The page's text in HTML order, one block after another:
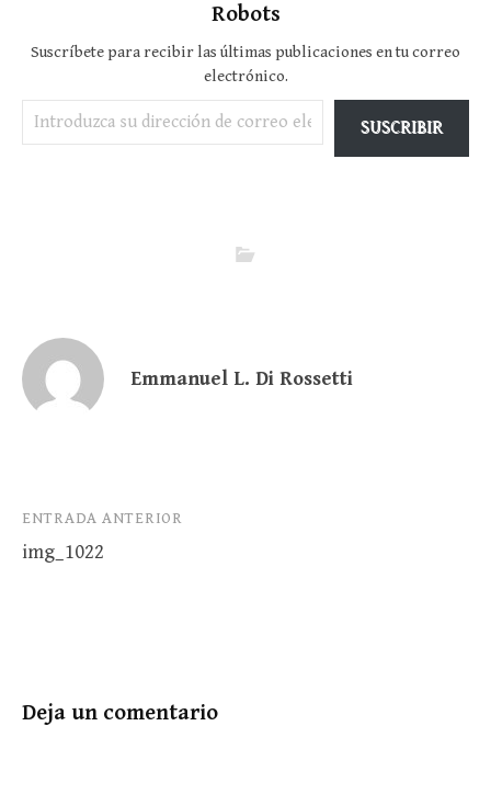
Robots
Suscríbete para recibir las últimas publicaciones en tu correo
electrónico.
Introduzca su dirección de correo electrónico…
SUSCRIBIR
Emmanuel L. Di Rossetti
Navegación
de
ENTRADA ANTERIOR
img_1022
Deja un comentario